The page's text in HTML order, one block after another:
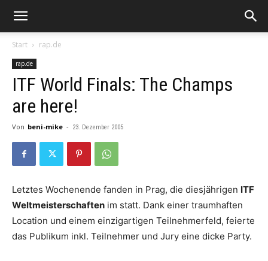
Start rap.de
rap.de
ITF World Finals: The Champs
are here!
Von beni-mike - 23. Dezember 2005
Letztes Wochenende fanden in Prag, die diesjährigen ITF
Weltmeisterschaften im statt. Dank einer traumhaften
Location und einem einzigartigen Teilnehmerfeld, feierte
das Publikum inkl. Teilnehmer und Jury eine dicke Party.